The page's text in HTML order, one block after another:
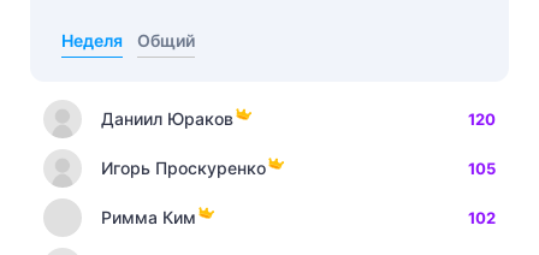
Неделя Общий
Даниил Юраков 120
Игорь Проскуренко 105
Римма Ким 102